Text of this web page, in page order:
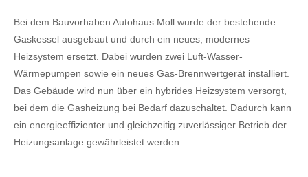
Bei dem Bauvorhaben Autohaus Moll wurde der bestehende
Gaskessel ausgebaut und durch ein neues, modernes
Heizsystem ersetzt. Dabei wurden zwei Luft-Wasser-
Wärmepumpen sowie ein neues Gas-Brennwertgerät installiert.
Das Gebäude wird nun über ein hybrides Heizsystem versorgt,
bei dem die Gasheizung bei Bedarf dazuschaltet. Dadurch kann
ein energieeffizienter und gleichzeitig zuverlässiger Betrieb der
Heizungsanlage gewährleistet werden.